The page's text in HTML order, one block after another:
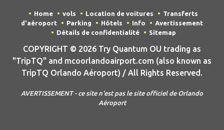
Home vols Location de voitures
Transferts
d'aéroport
Parking Hôtels Info
Avertissement
Détails de confidentialité
Sitemap
COPYRIGHT © 2026 Try Quantum OU trading as
"TripTQ" and mcoorlandoairport.com (also known as
TripTQ Orlando Aéroport) / All Rights Reserved.
AVERTISSEMENT - ce site n'est pas le site officiel de Orlando
Aéroport